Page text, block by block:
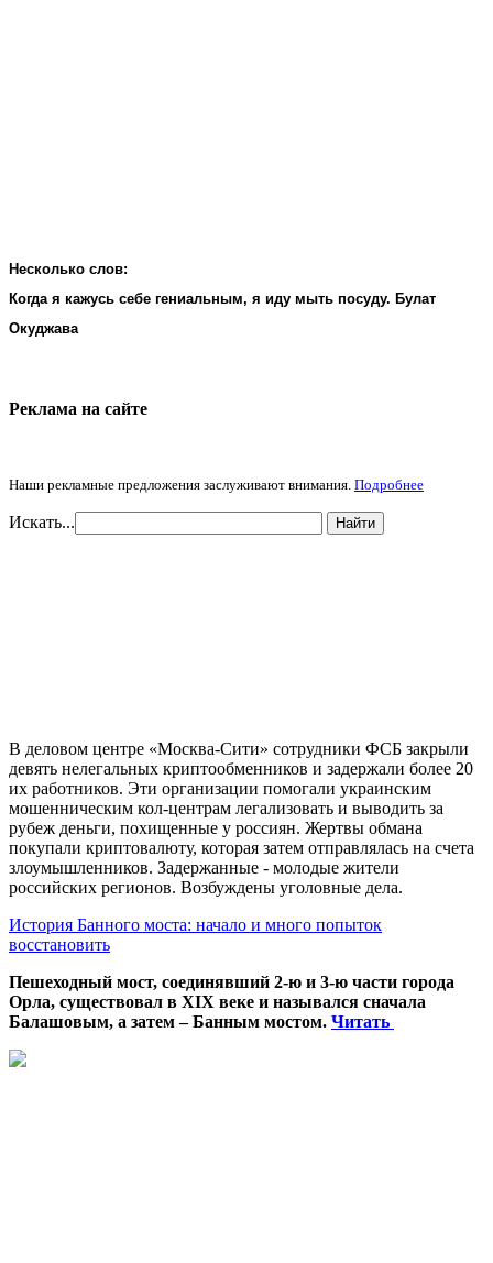
Несколько слов:
Когда я кажусь себе гениальным, я иду мыть посуду. Булат
Окуджава
Реклама на cайте
Наши рекламные предложения заслуживают внимания. Подробнее
Искать... Найти
В деловом центре «Москва-Сити» сотрудники ФСБ закрыли
девять нелегальных криптообменников и задержали более 20
их работников. Эти организации помогали украинским
мошенническим кол-центрам легализовать и выводить за
рубеж деньги, похищенные у россиян. Жертвы обмана
покупали криптовалюту, которая затем отправлялась на счета
злоумышленников. Задержанные - молодые жители
российских регионов. Возбуждены уголовные дела.
История Банного моста: начало и много попыток
восстановить
Пешеходный мост, соединявший 2-ю и 3-ю части города
Орла, существовал в XIX веке и назывался сначала
Балашовым, а затем – Банным мостом. Читать